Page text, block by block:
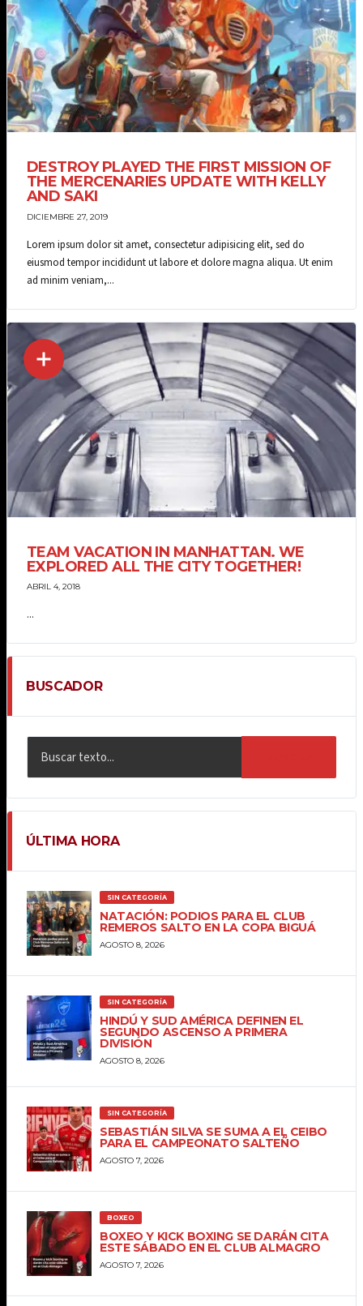
DESTROY PLAYED THE FIRST MISSION OF
THE MERCENARIES UPDATE WITH KELLY
AND SAKI
DICIEMBRE 27, 2019
Lorem ipsum dolor sit amet, consectetur adipisicing elit, sed do
eiusmod tempor incididunt ut labore et dolore magna aliqua. Ut enim
ad minim veniam,...
TEAM VACATION IN MANHATTAN. WE
EXPLORED ALL THE CITY TOGETHER!
ABRIL 4, 2018
...
BUSCADOR
ÚLTIMA HORA
SIN CATEGORÍA
NATACIÓN: PODIOS PARA EL CLUB
REMEROS SALTO EN LA COPA BIGUÁ
AGOSTO 8, 2026
SIN CATEGORÍA
HINDÚ Y SUD AMÉRICA DEFINEN EL
SEGUNDO ASCENSO A PRIMERA
DIVISIÓN
AGOSTO 8, 2026
SIN CATEGORÍA
SEBASTIÁN SILVA SE SUMA A EL CEIBO
PARA EL CAMPEONATO SALTEÑO
AGOSTO 7, 2026
BOXEO
BOXEO Y KICK BOXING SE DARÁN CITA
ESTE SÁBADO EN EL CLUB ALMAGRO
AGOSTO 7, 2026